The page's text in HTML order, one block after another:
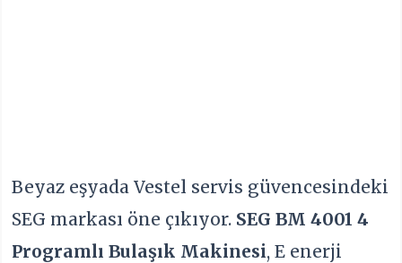
Beyaz eşyada Vestel servis güvencesindeki
SEG markası öne çıkıyor. SEG BM 4001 4
Programlı Bulaşık Makinesi, E enerji